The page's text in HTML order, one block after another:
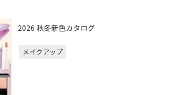
2026 秋冬新色カタログ
メイクアップ